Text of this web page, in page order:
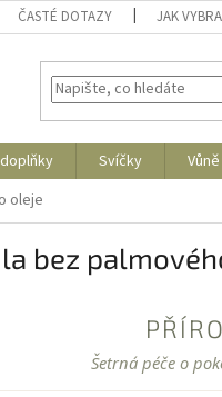
ČASTÉ DOTAZY JAK
Svíčky
oleje
bez
Šetrná péče o